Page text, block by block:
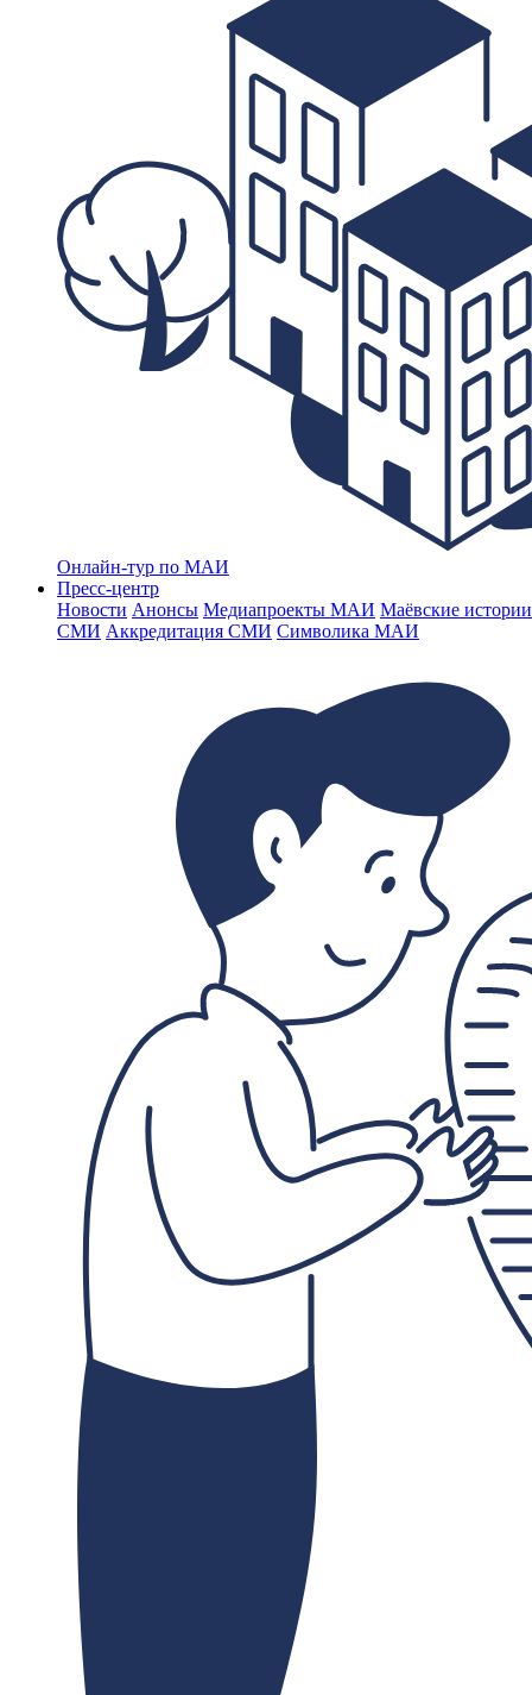
Онлайн-тур по МАИ
Пресс-центр
Новости Анонсы Медиапроекты МАИ Маёвские
СМИ Аккредитация СМИ Символика МАИ